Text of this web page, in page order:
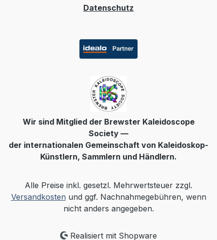
Datenschutz
Wir sind Mitglied der Brewster Kaleidoscope
Society —
der internationalen Gemeinschaft von Kaleidoskop-
Künstlern, Sammlern und Händlern.
Alle Preise inkl. gesetzl. Mehrwertsteuer zzgl.
Versandkosten und ggf. Nachnahmegebühren, wenn
nicht anders angegeben.
Realisiert mit Shopware